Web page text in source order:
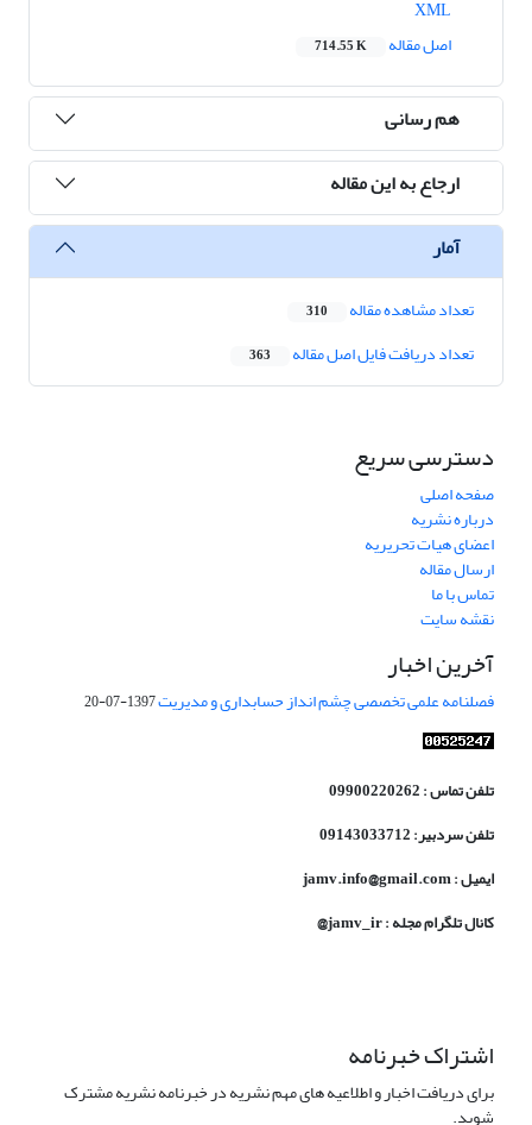
اصل مقاله
714.55 K
هم رسانی
ارجاع به این مقاله
آمار
تعداد مشاهده مقاله 310
تعداد دریافت فایل اصل مقاله 363
دسترسی سریع
صفحه اصلی
درباره نشریه
اعضای هیات تحریریه
ارسال مقاله
تماس با ما
نقشه سایت
آخرین اخبار
فصلنامه علمی تخصصی چشم انداز حسابداری و مدیریت1397-07-20
تلفن تماس : 09900220262
تلفن سردبیر: 09143033712
ایمیل : jamv.info@gmail.com
کانال تلگرام مجله : jamv_ir@
اشتراک خبرنامه
برای دریافت اخبار و اطلاعیه های مهم نشریه در خبرنامه نشریه مشترک
شوید.